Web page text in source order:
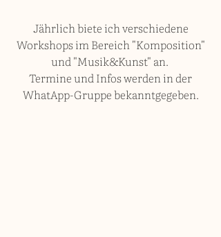
Jährlich biete ich verschiedene
Workshops im Bereich "Komposition"
und "Musik&Kunst" an.
Termine und Infos werden in der
WhatApp-Gruppe bekanntgegeben.